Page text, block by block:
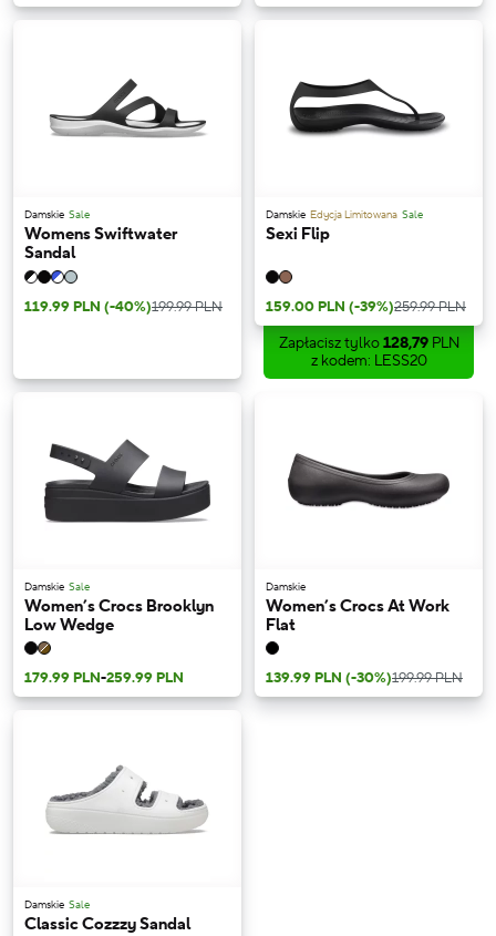
Damskie Sale
Womens Swiftwater
Sandal
119.99 PLN (-40%)199.99 PLN
Damskie Edycja Limitowana Sale
Sexi Flip
159.00 PLN (-39%)259.99 PLN
Zapłacisz tylko128,79PLN
z kodem: LESS20
Damskie Sale
Women’s Crocs Brooklyn
Low Wedge
179.99 PLN-259.99 PLN
Damskie
Women’s Crocs At Work
Flat
139.99 PLN (-30%)199.99 PLN
Damskie Sale
Classic Cozzzy Sandal